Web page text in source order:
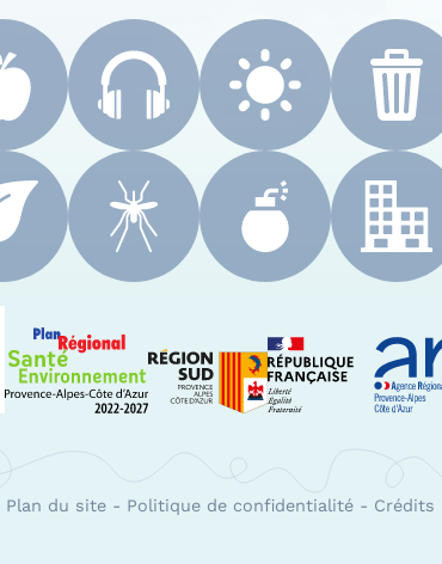
Plan du site- Politique de confidentialité- Crédits